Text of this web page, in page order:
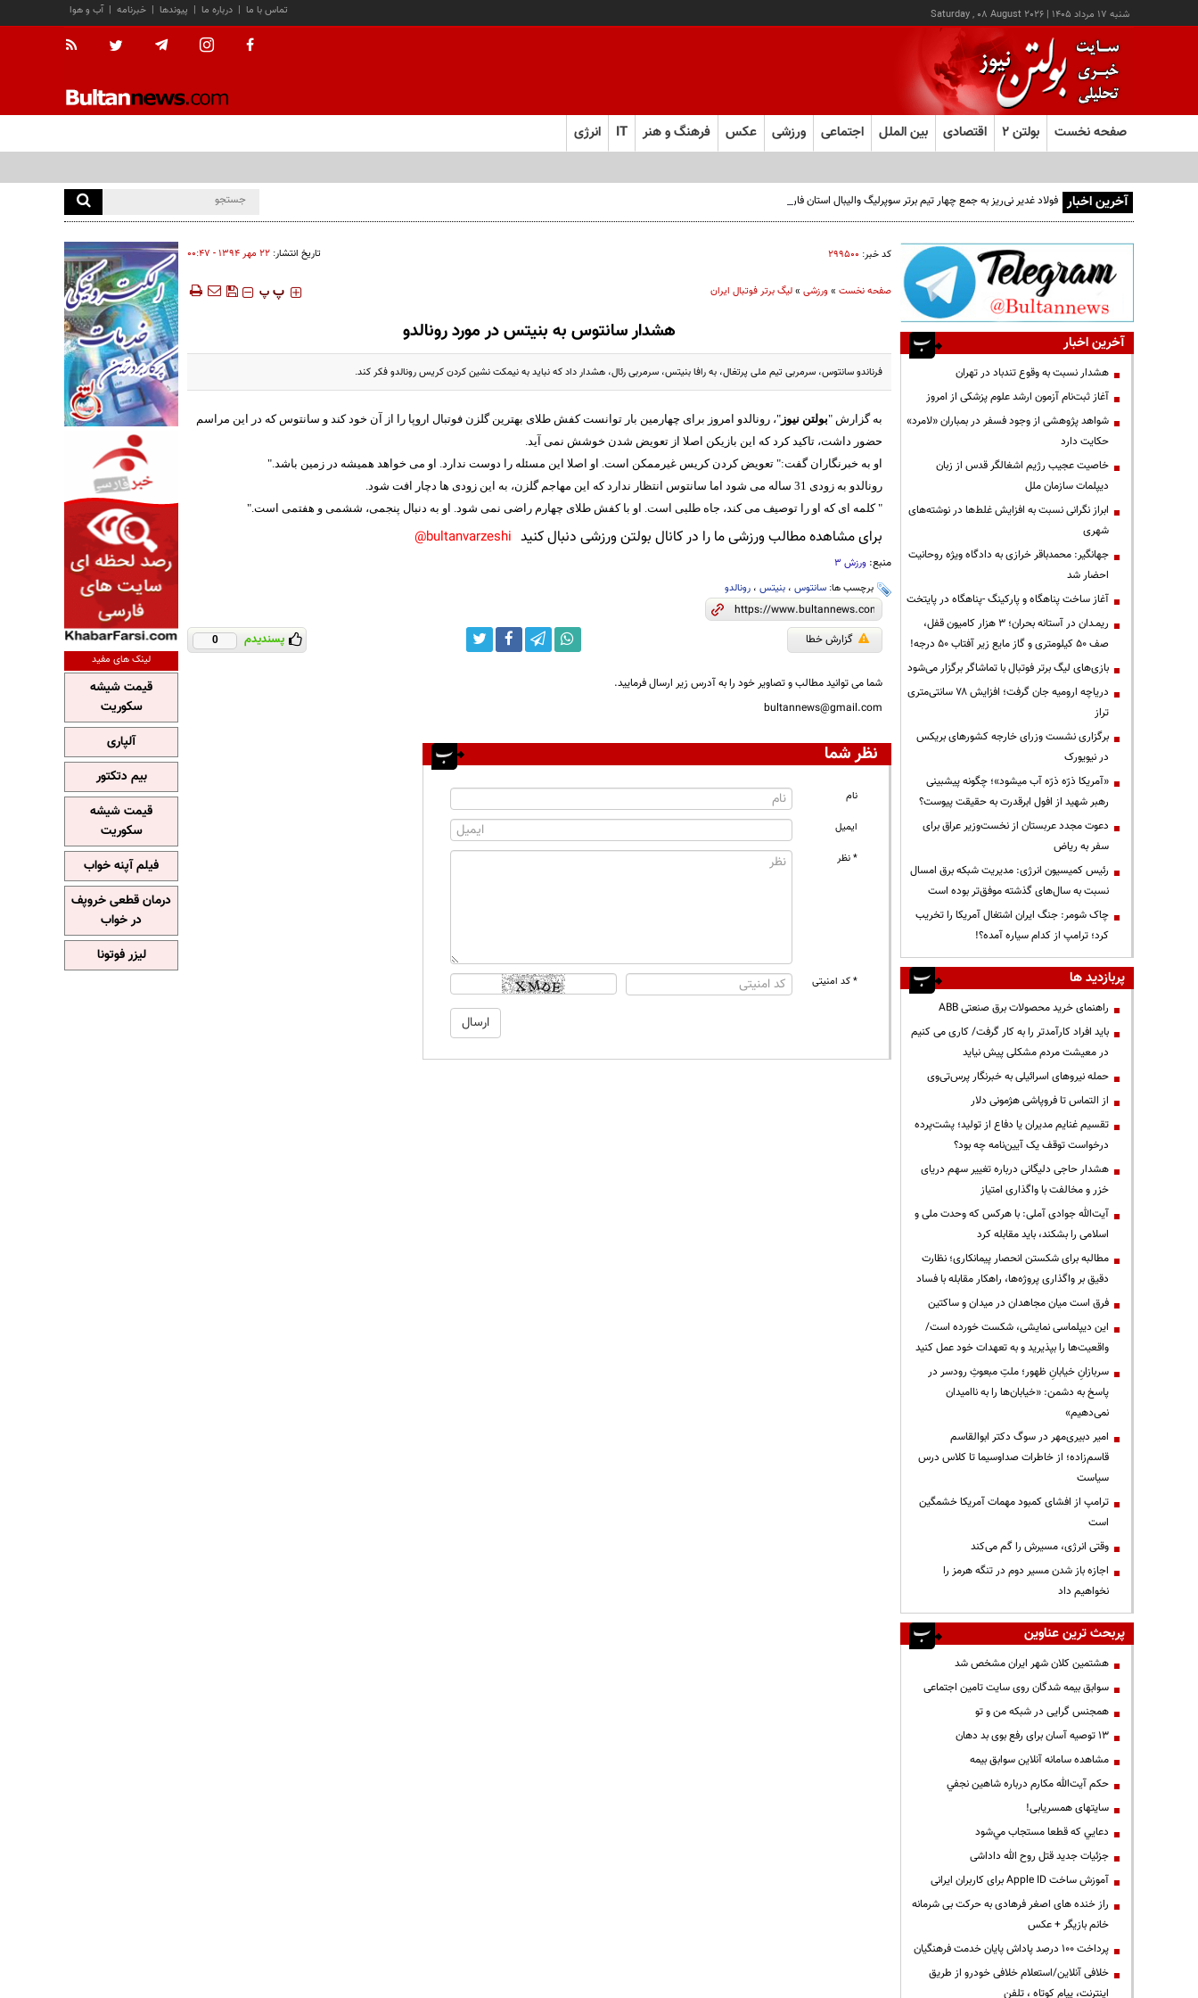
شنبه ۱۷ مرداد ۱۴۰۵ |
Saturday , 08 August 2026 آب و هوا | خبرنامه | پیوندها | درباره ما | تماس با ما
صفحه نخست بولتن ۲ اقتصادی بین الملل اجتماعی ورزشی عکس فرهنگ و هنر IT انرژی
آخرین اخبار فولاد غدیر نی‌ریز به جمع چهار تیم برتر سوپرلیگ والیبال استان فارس صعود کرد
کد خبر: ۲۹۹۵۰۰ تاریخ انتشار: ۲۲ مهر ۱۳۹۴ - ۰۰:۴۷
صفحه نخست»ورزشی»لیگ برتر فوتبال ایران ‍‍‍ پ پ
هشدار سانتوس به بنیتس در مورد رونالدو
فرناندو سانتوس، سرمربی تیم ملی پرتغال، به رافا بنیتس، سرمربی رئال، هشدار داد که نباید به نیمکت ‏نشین کردن کریس رونالدو فکر کند.‏
به گزارش "بولتن نیوز "، رونالدو امروز برای چهارمین بار توانست کفش طلای بهترین گلزن فوتبال ‏اروپا را از آن خود کند و سانتوس که در این مراسم
حضور داشت، تاکید کرد که این بازیکن اصلا از ‏تعویض شدن خوشش نمی آید.‏
او به خبرنگاران گفت:" تعویض کردن کریس غیرممکن است. او اصلا این مسئله را دوست ندارد. او می ‏خواهد همیشه در زمین باشد."‏
رونالدو به زودی 31 ساله می شود اما سانتوس انتظار ندارد که این مهاجم گلزن، به این زودی ها دچار ‏افت شود.‏
‏" کلمه ای که او را توصیف می کند، جاه طلبی است. او با کفش طلای چهارم راضی نمی شود. او به ‏دنبال پنجمی، ششمی و هفتمی است."
برای مشاهده مطالب ورزشی ما را در کانال بولتن ورزشی دنبال کنید bultanvarzeshi@
منبع: ورزش 3
برچسب ها: سانتوس، بنیتس، رونالدو
گزارش خطا پسندیدم 0
شما می توانید مطالب و تصاویر خود را به آدرس زیر ارسال فرمایید.
bultannews@gmail.com
نظر شما
نام
ایمیل
* نظر
* کد امنیتی
آخرین اخبار
هشدار نسبت به وقوع تندباد در تهران
آغاز ثبت‌نام آزمون ارشد علوم پزشکی از امروز
شواهد پژوهشی از وجود فسفر در بمباران «لامرد»
حکایت دارد
خاصیت عجیب رژیم اشغالگر قدس از زبان
دیپلمات سازمان ملل
ابراز نگرانی نسبت به افزایش غلط‌ها در نوشته‌های
شهری
جهانگیر: محمدباقر خرازی به دادگاه ویژه روحانیت
احضار شد
آغاز ساخت پناهگاه و پارکینگ -پناهگاه در پایتخت
ریمـدان در آستانه بحران؛ ۳ هزار کامیون قفل،
صف ۵۰ کیلومتری و گاز مایع زیر آفتاب ۵۰ درجه!
بازی‌های لیگ برتر فوتبال با تماشاگر برگزار می‌شود
دریاچه ارومیه جان گرفت؛ افزایش ۷۸ سانتی‌متری
تراز
برگزاری نشست وزرای خارجه کشورهای بریکس
در نیویورک
«آمریکا ذرّه ذرّه آب میشود»؛ چگونه پیشبینی
رهبر شهید از افول ابرقدرت به حقیقت پیوست؟
دعوت مجدد عربستان از نخست‌وزیر عراق برای
سفر به ریاض
رئیس کمیسیون انرژی: مدیریت شبکه برق امسال
نسبت به سال‌های گذشته موفق‌تر بوده است
چاک شومر: جنگ ایران اشتغال آمریکا را تخریب
کرد؛ ترامپ از کدام سیاره آمده؟!
پربازدید ها
راهنمای خرید محصولات برق صنعتی ABB
باید افراد کارآمدتر را به کار گرفت/ کاری می کنیم
در معیشت مردم مشکلی پیش نیاید
حمله نیروهای اسرائیلی به خبرنگار پرس‌تی‌وی
از التماس تا فروپاشی هژمونی دلار
تقسیم غنایم مدیران یا دفاع از تولید؛ پشت‌پرده
درخواست توقف یک آیین‌نامه چه بود؟
هشدار حاجی دلیگانی درباره تغییر سهم دریای
خزر و مخالفت با واگذاری امتیاز
آیت‌الله جوادی آملی: با هرکس که وحدت ملی و
اسلامی را بشکند، باید مقابله کرد
مطالبه برای شکستن انحصار پیمانکاری؛ نظارت
دقیق بر واگذاری پروژه‌ها، راهکار مقابله با فساد
فرق است میان مجاهدان در میدان و ساکتین
این دیپلماسی نمایشی، شکست خورده است/
واقعیت‌ها را بپذیرید و به تعهدات خود عمل کنید
سربازانِ خیابانِ ظهور؛ ملتِ مبعوثِ رودسر در
پاسخ به دشمن: «خیابان‌ها را به ناامیدان
نمی‌دهیم»
امیر دبیری‌مهر در سوگ دکتر ابوالقاسم
قاسم‌زاده؛ از خاطرات صداوسیما تا کلاس درس
سیاست
ترامپ از افشای کمبود مهمات آمریکا خشمگین
است
وقتی انرژی، مسیرش را گم می‌کند
اجازه باز شدن مسیر دوم در تنگه هرمز را
نخواهیم داد
پربحث ترین عناوین
هشتمین کلان شهر ایران مشخص شد
سوابق بیمه شدگان روی سایت تامین اجتماعی
همجنس گرایی در شبکه من و تو
13 توصیه آسان برای رفع بوی بد دهان
مشاهده سامانه آنلاين سوابق بیمه
حكم آيت‌الله مكارم درباره شاهين نجفي
سایتهای همسریابی!
دعايي كه قطعا مستجاب مي‌شود
جزئیات جدید قتل روح الله داداشی
آموزش ساخت Apple ID برای کاربران ایرانی
راز خنده های اصغر فرهادی به حرکت بی شرمانه
خانم بازیگر + عکس
پرداخت ۱۰۰ درصد پاداش پایان خدمت فرهنگیان
خلافی آنلاین/استعلام خلافی خودرو از طریق
اینترنت، پیام کوتاه ، تلفن
لینک های مفید
قیمت شیشه
سکوریت
آلپاری
بیم دتکتور
قیمت شیشه
سکوریت
فیلم آپنه خواب
درمان قطعی خروپف
در خواب
لیزر فوتونا